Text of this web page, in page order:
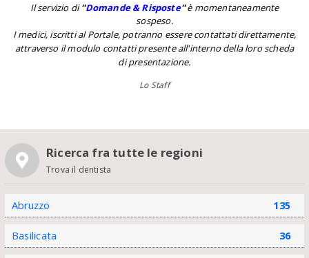
Il servizio di''Domande & Risposte''è momentaneamente
sospeso.
I medici, iscritti al Portale, potranno essere contattati direttamente,
attraverso il modulo contatti presente all'interno della loro scheda
di presentazione.
Lo Staff
Ricerca fra tutte le regioni
Trova il dentista
Abruzzo 135
Basilicata 36